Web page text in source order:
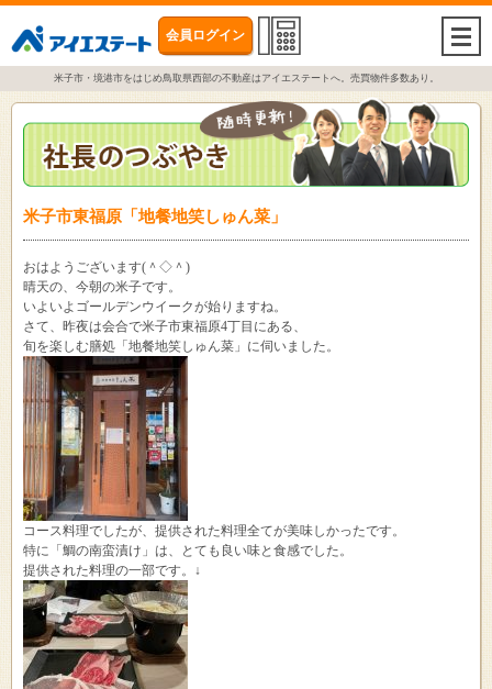
会員ログイン
米子市・境港市をはじめ鳥取県西部の不動産はアイエステートへ。売買物件多数あり。
米子市東福原「地餐地笑しゅん菜」
おはようございます(＾◇＾)
晴天の、今朝の米子です。
いよいよゴールデンウイークが始りますね。
さて、昨夜は会合で米子市東福原4丁目にある、
旬を楽しむ膳処「地餐地笑しゅん菜」に伺いました。
コース料理でしたが、提供された料理全てが美味しかったです。
特に「鯛の南蛮漬け」は、とても良い味と食感でした。
提供された料理の一部です。↓